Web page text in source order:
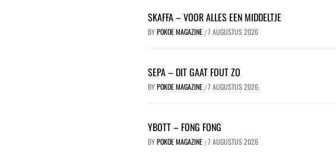
SKAFFA – VOOR ALLES EEN MIDDELTJE
BYPOKOE MAGAZINE /7 AUGUSTUS 2026
SEPA – DIT GAAT FOUT ZO
BYPOKOE MAGAZINE /7 AUGUSTUS 2026
YBOTT – FONG FONG
BYPOKOE MAGAZINE /7 AUGUSTUS 2026